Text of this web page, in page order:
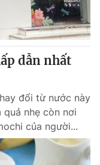
dẫn nhất
đổi từ nước này
nhẹ còn nơi
của người...